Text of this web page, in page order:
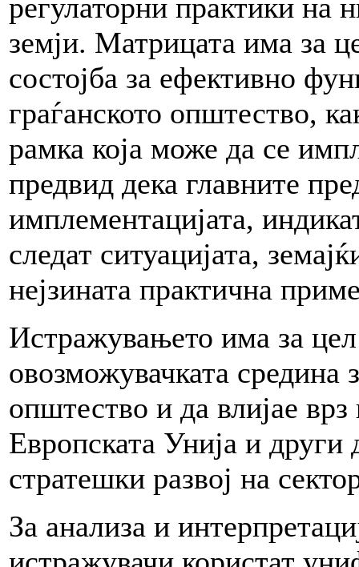
регулаторни практики на
земји. Матрицата има за
состојба за ефективно
граѓанското општество,
рамка која може да се
предвид дека главните
имплементацијата,
следат ситуацијата,
нејзината практична
Истражувањето има за цел
овозможувачката средина
општество и да влијае
Европската Унија и
стратешки развој на
За анализа и